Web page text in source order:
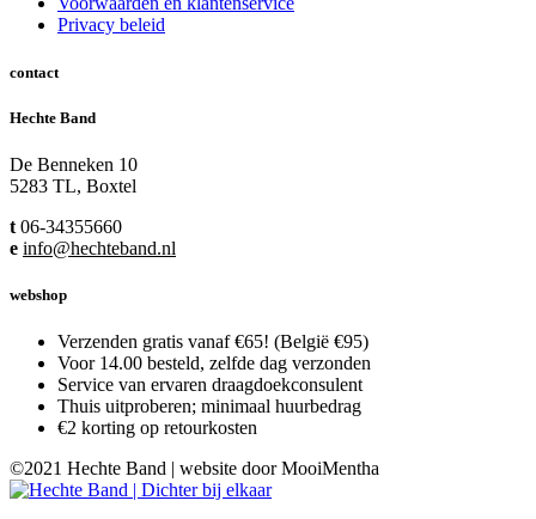
Privacy beleid
contact
Hechte Band
De Benneken 10
5283 TL, Boxtel
t 06-34355660
e info@hechteband.nl
webshop
Verzenden gratis vanaf €65! (België €95)
Voor 14.00 besteld, zelfde dag verzonden
Service van ervaren draagdoekconsulent
Thuis uitproberen; minimaal huurbedrag
€2 korting op retourkosten
©2021 Hechte Band | website door MooiMentha